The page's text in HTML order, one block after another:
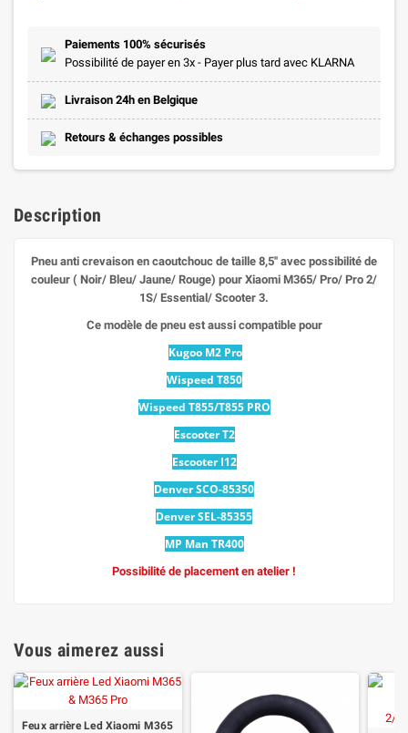
Paiements 100% sécurisés
Possibilité de payer en 3x - Payer plus tard avec KLARNA
Livraison 24h en Belgique
Retours & échanges possibles
Description
Pneu anti crevaison en caoutchouc de taille 8,5'' avec possibilité de
couleur ( Noir/ Bleu/ Jaune/ Rouge) pour Xiaomi M365/ Pro/ Pro 2/
1S/ Essential/ Scooter 3.
Ce modèle de pneu est aussi compatible pour
Kugoo M2 Pro
Wispeed T850
Wispeed T855/T855 PRO
Escooter T2
Escooter I12
Denver SCO-85350
Denver SEL-85355
MP Man TR400
Possibilité de placement en atelier !
Vous aimerez aussi
Feux arrière Led Xiaomi M365